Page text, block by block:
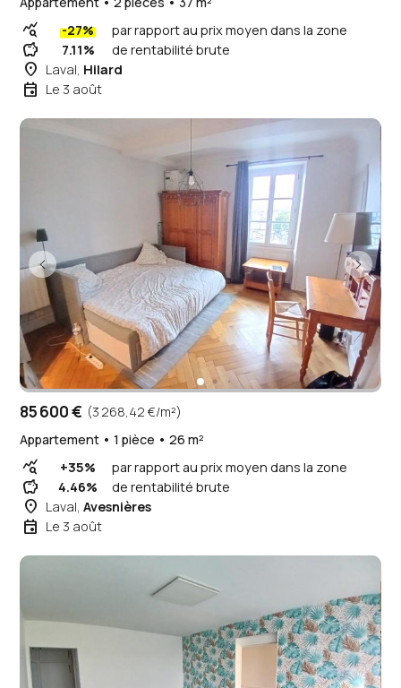
query_stats -27% par rapport au prix moyen dans la zone
savings 7.11% de rentabilité brute
place Laval, Hilard
event Le 3 août
85 600 € (3 268,42 €/m²)
Appartement • 1 pièce • 26 m²
query_stats +35% par rapport au prix moyen dans la zone
savings 4.46% de rentabilité brute
place Laval,Avesnières
event Le 3 août